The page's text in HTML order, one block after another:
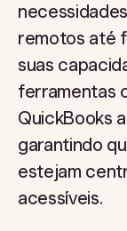
remotos até
suas
ferramentas
QuickBooks
garantindo
estejam
acessíveis.